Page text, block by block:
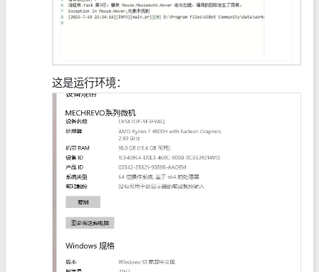
这是运行环境：